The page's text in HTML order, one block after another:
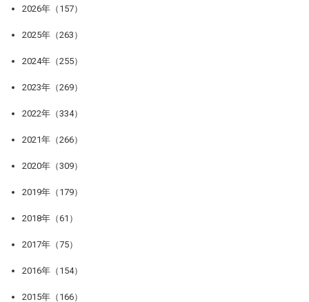
2026年（157）
2025年（263）
2024年（255）
2023年（269）
2022年（334）
2021年（266）
2020年（309）
2019年（179）
2018年（61）
2017年（75）
2016年（154）
2015年（166）